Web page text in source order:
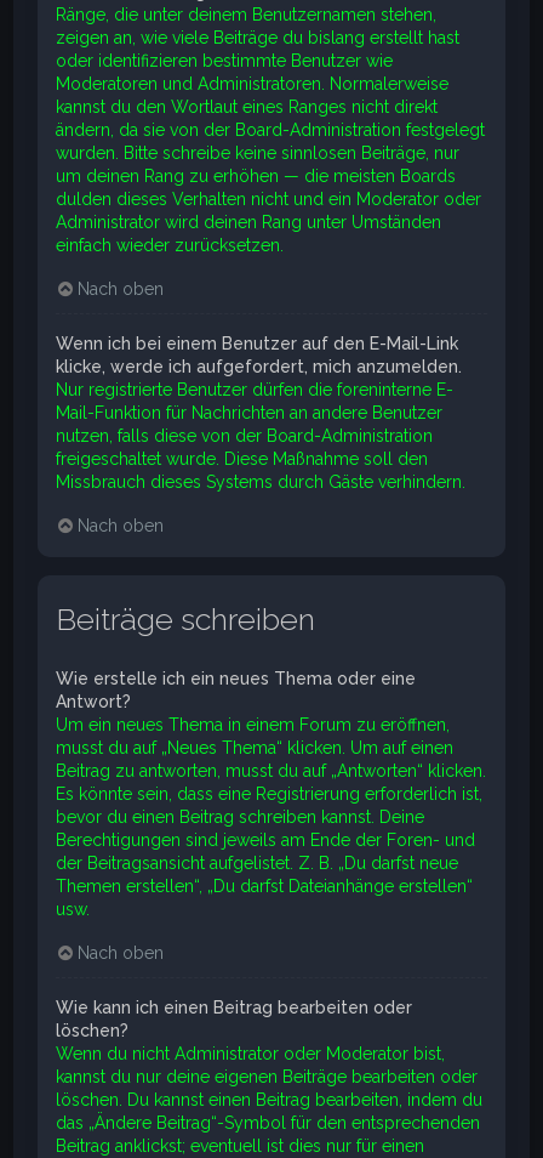
Ränge, die unter deinem Benutzernamen stehen,
zeigen an, wie viele Beiträge du bislang erstellt hast
oder identifizieren bestimmte Benutzer wie
Moderatoren und Administratoren. Normalerweise
kannst du den Wortlaut eines Ranges nicht direkt
ändern, da sie von der Board-Administration festgelegt
wurden. Bitte schreibe keine sinnlosen Beiträge, nur
um deinen Rang zu erhöhen — die meisten Boards
dulden dieses Verhalten nicht und ein Moderator oder
Administrator wird deinen Rang unter Umständen
einfach wieder zurücksetzen.
Nach oben
Wenn ich bei einem Benutzer auf den E-Mail-Link
klicke, werde ich aufgefordert, mich anzumelden.
Nur registrierte Benutzer dürfen die foreninterne E-
Mail-Funktion für Nachrichten an andere Benutzer
nutzen, falls diese von der Board-Administration
freigeschaltet wurde. Diese Maßnahme soll den
Missbrauch dieses Systems durch Gäste verhindern.
Nach oben
Beiträge schreiben
Wie erstelle ich ein neues Thema oder eine
Antwort?
Um ein neues Thema in einem Forum zu eröffnen,
musst du auf „Neues Thema“ klicken. Um auf einen
Beitrag zu antworten, musst du auf „Antworten“ klicken.
Es könnte sein, dass eine Registrierung erforderlich ist,
bevor du einen Beitrag schreiben kannst. Deine
Berechtigungen sind jeweils am Ende der Foren- und
der Beitragsansicht aufgelistet. Z. B. „Du darfst neue
Themen erstellen“, „Du darfst Dateianhänge erstellen“
usw.
Nach oben
Wie kann ich einen Beitrag bearbeiten oder
löschen?
Wenn du nicht Administrator oder Moderator bist,
kannst du nur deine eigenen Beiträge bearbeiten oder
löschen. Du kannst einen Beitrag bearbeiten, indem du
das „Ändere Beitrag“-Symbol für den entsprechenden
Beitrag anklickst; eventuell ist dies nur für einen